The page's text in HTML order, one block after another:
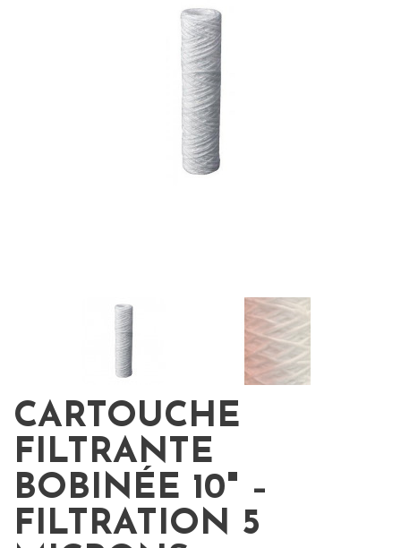
CARTOUCHE
FILTRANTE
BOBINÉE 10" –
FILTRATION 5